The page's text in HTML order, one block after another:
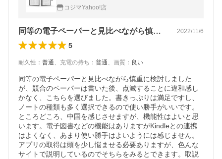
コジマYahoo!店
同等の電子ペーパーと見比べながら慎重に… 2022/11/6
5
耐久性 ： 普通、 充電の持ち ： 普通、 画質 ： 良い
同等の電子ペーパーと見比べながら慎重に検討しました
が、競合のペーパーは書いた後、点滅することに違和感し
かなく、こちらを選びました。書きっぷりは満足ですし、
ノートの種類も多く選択できるので使い勝手がいいです。
ところどころ、中国を感じさせますが、機能性はよいと思
います。電子図書などの機能はありますがKindleとの連携
はよくなく、あまり使い勝手はよいようには感じません。
アプリの取得は頭を少し悩ませる必要ありますが、色んな
サイトで説明しているのでそちらをみるとできます。取説